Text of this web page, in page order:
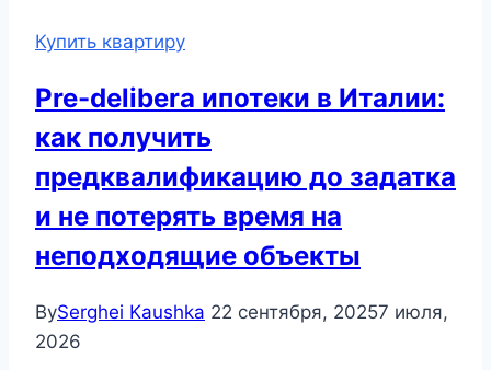
Купить квартиру
Pre-delibera ипотеки в Италии:
как получить
предквалификацию до задатка
и не потерять время на
неподходящие объекты
BySerghei Kaushka 22 сентября, 20257 июля,
2026